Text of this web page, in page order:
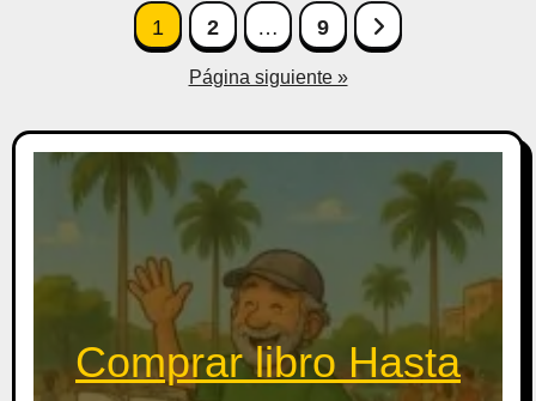
Paginación
entradas
1 2 … 9
Página siguiente »
Comprar libro Hasta